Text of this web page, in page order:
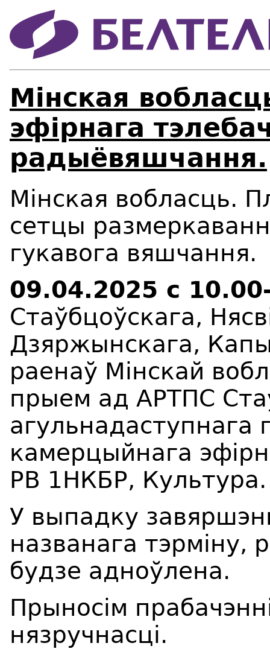
Мінская
эфірнага
радыёвяшчання.
Мінская вобласць.
сетцы
гукавога вяшчання.
09.04.2025 с
Стаўбцоўскага,
Дзяржынскага,
раенаў Мінскай
прыем ад АРТПС
агульнадаступнага
камерцыйнага
РВ 1НКБР, Культура.
У выпадку
названага тэрміну,
будзе адноўлена.
Прыносім
нязручнасці.